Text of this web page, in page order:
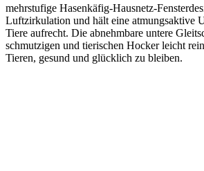
mehrstufige Hasenkäfig-Hausnetz-
Luftzirkulation und hält eine atmungsaktive
Tiere aufrecht. Die abnehmbare untere
schmutzigen und tierischen Hocker leicht
Tieren, gesund und glücklich zu bleiben.